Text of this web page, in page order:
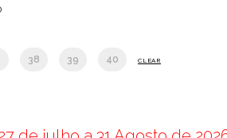
38 39 40 CLEAR